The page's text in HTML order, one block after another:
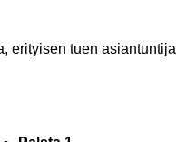
erityisen tuen asiantuntija